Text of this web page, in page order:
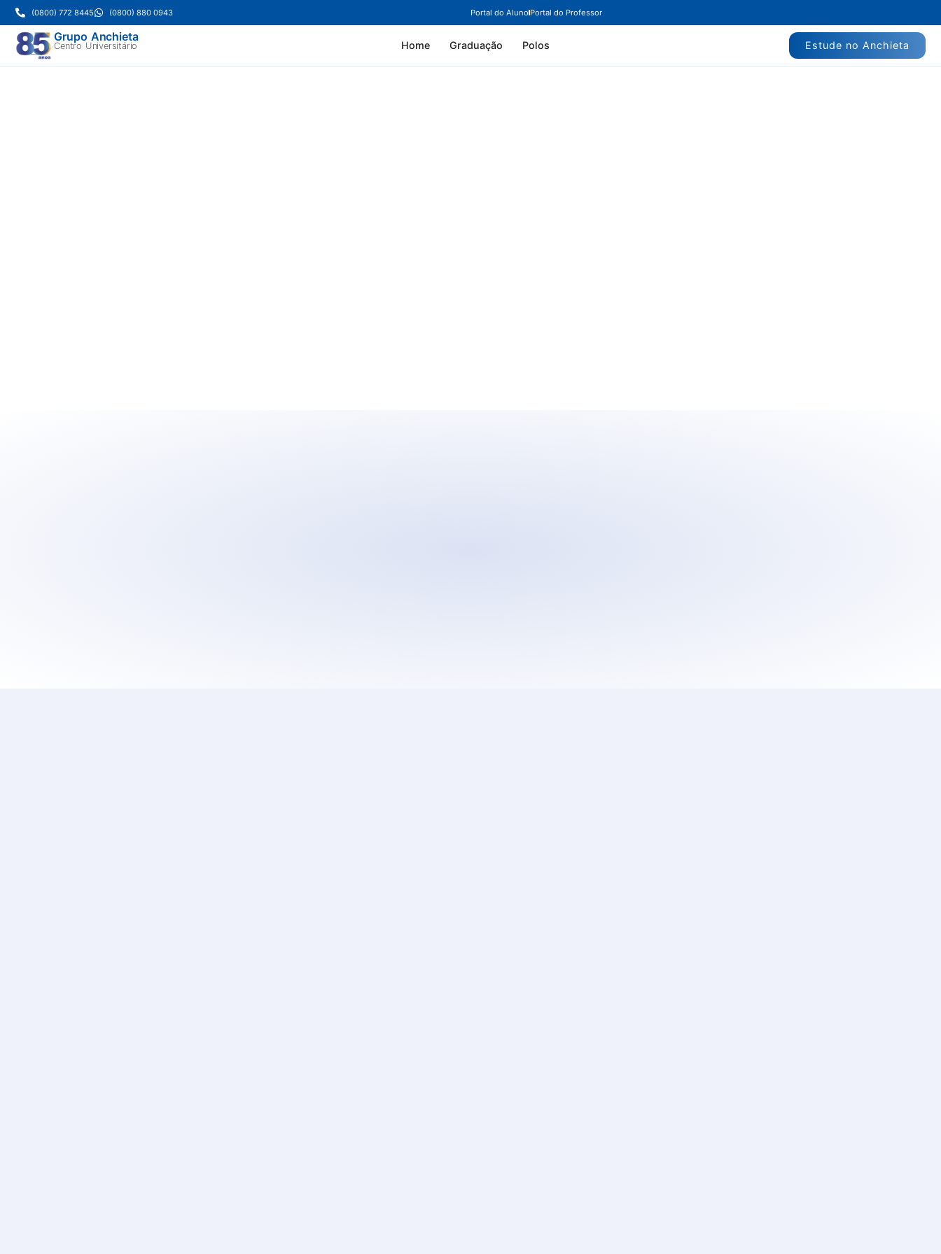
(0800) 772 8445 (0800) 880 0943 Portal do Aluno Portal do Professor
Grupo Anchieta
Centro Universitário Home Graduação Polos Estude no Anchieta